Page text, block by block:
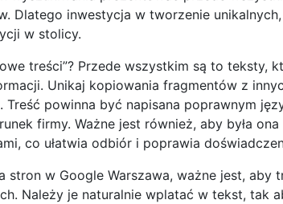
Dlatego inwestycja w tworzenie
w stolicy.
treści”? Przede wszystkim są to teksty,
Unikaj kopiowania fragmentów z
powinna być napisana poprawnym
firmy. Ważne jest również, aby była
co ułatwia odbiór i poprawia
stron w Google Warszawa, ważne jest, aby
Należy je naturalnie wplatać w tekst, tak